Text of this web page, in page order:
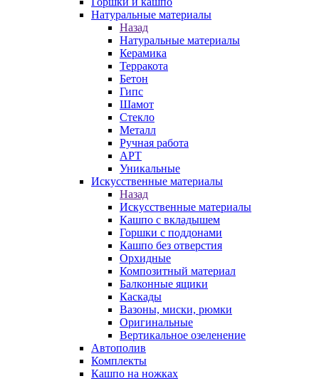
Натуральные материалы
Назад
Натуральные материалы
Керамика
Терракота
Бетон
Гипс
Шамот
Стекло
Металл
Ручная работа
АРТ
Уникальные
Искусственные материалы
Назад
Искусственные материалы
Кашпо с вкладышем
Горшки с поддонами
Кашпо без отверстия
Орхидные
Композитный материал
Балконные ящики
Каскады
Вазоны, миски, рюмки
Оригинальные
Вертикальное озеленение
Автополив
Комплекты
Кашпо на ножках